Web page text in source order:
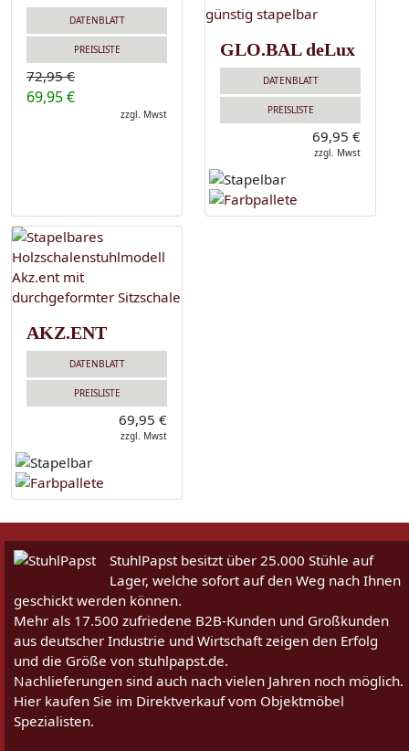
DATENBLATT
PREISLISTE
72,95 €
69,95 €
zzgl. Mwst
GLO.BAL deLux
DATENBLATT
PREISLISTE
69,95 €
zzgl. Mwst
AKZ.ENT
DATENBLATT
PREISLISTE
69,95 €
zzgl. Mwst
StuhlPapst besitzt über 25.000 Stühle auf
Lager, welche sofort auf den Weg nach Ihnen
geschickt werden können.
Mehr als 17.500 zufriedene B2B-Kunden und Großkunden
aus deutscher Industrie und Wirtschaft zeigen den Erfolg
und die Größe von stuhlpapst.de.
Nachlieferungen sind auch nach vielen Jahren noch möglich.
Hier kaufen Sie im Direktverkauf vom Objektmöbel
Spezialisten.